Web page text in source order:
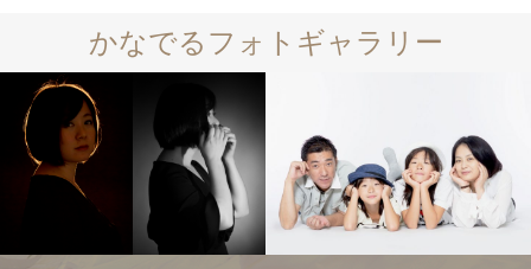
かなでるフォトギャラリー